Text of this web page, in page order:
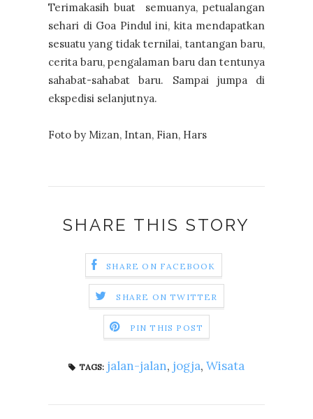
Terimakasih buat semuanya, petualangan
sehari di Goa Pindul ini, kita mendapatkan
sesuatu yang tidak ternilai, tantangan baru,
cerita baru, pengalaman baru dan tentunya
sahabat-sahabat baru. Sampai jumpa di
ekspedisi selanjutnya.
Foto by Mizan, Intan, Fian, Hars
SHARE THIS STORY
SHARE ON FACEBOOK
SHARE ON TWITTER
PIN THIS POST
TAGS: jalan-jalan, jogja, Wisata